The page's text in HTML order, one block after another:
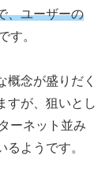
、ユーザーの
す。
概念が盛りだく
すが、狙いとし
ーネット並み
ようです。